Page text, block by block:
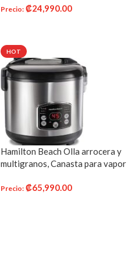
Precio: ₡24,990.00
HOT
Hamilton Beach Olla arrocera y
multigranos, Canasta para vapor
Precio: ₡65,990.00